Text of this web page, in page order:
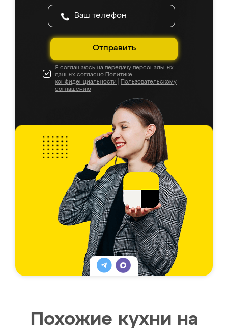
Отправить
Я соглашаюсь на передачу персональных
данных согласно Политике
конфиденциальности
Пользовательскому
соглашению
Похожие кухни на